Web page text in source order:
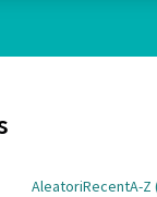
AleatoriRecentA-Z